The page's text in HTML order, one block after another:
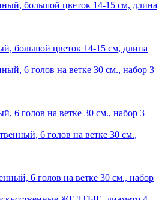
большой цветок 14-15 см, длина
6 голов на ветке 30 см., набор 3
6 голов на ветке 30 см., набор